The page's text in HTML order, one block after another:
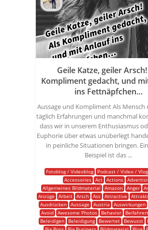
Geile Katze, geiler
Kompliment gedacht, und
ins Fettnäpfchen…
Aussage und Kompliment Als Mensch
täglich Erfahrungen und manchmal
dass wir in unserem Enthusiasmus
Euphorie über etwas unüberlegt
in peinliche Situationen bringen.
Beispiel ist das ...
Fotoblog / Videoblog Podcast / Video / Vlog
Accessories
Act Actions
Allgemeines Bildmaterial
Amazon Anger
Anzüge
Arbeit Arsch Ass Attractive
Ausdrücken
Aussage Austria Auswirkungen
Avoid Awesome Photos Behavior
Beleidigen
Beleidigung Bewertet Bewusst